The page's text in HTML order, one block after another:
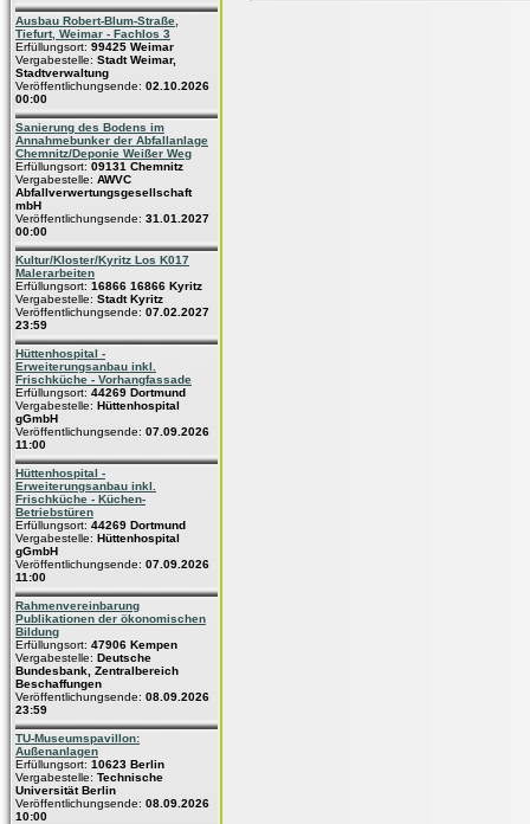
Ausbau Robert-Blum-Straße,
Tiefurt, Weimar - Fachlos 3
Erfüllungsort: 99425 Weimar
Vergabestelle: Stadt Weimar,
Stadtverwaltung
Veröffentlichungsende: 02.10.2026
00:00
Sanierung des Bodens im
Annahmebunker der Abfallanlage
Chemnitz/Deponie Weißer Weg
Erfüllungsort: 09131 Chemnitz
Vergabestelle: AWVC
Abfallverwertungsgesellschaft
mbH
Veröffentlichungsende: 31.01.2027
00:00
Kultur/Kloster/Kyritz Los K017
Malerarbeiten
Erfüllungsort: 16866 16866 Kyritz
Vergabestelle: Stadt Kyritz
Veröffentlichungsende: 07.02.2027
23:59
Hüttenhospital -
Erweiterungsanbau inkl.
Frischküche - Vorhangfassade
Erfüllungsort: 44269 Dortmund
Vergabestelle: Hüttenhospital
gGmbH
Veröffentlichungsende: 07.09.2026
11:00
Hüttenhospital -
Erweiterungsanbau inkl.
Frischküche - Küchen-
Betriebstüren
Erfüllungsort: 44269 Dortmund
Vergabestelle: Hüttenhospital
gGmbH
Veröffentlichungsende: 07.09.2026
11:00
Rahmenvereinbarung
Publikationen der ökonomischen
Bildung
Erfüllungsort: 47906 Kempen
Vergabestelle: Deutsche
Bundesbank, Zentralbereich
Beschaffungen
Veröffentlichungsende: 08.09.2026
23:59
TU-Museumspavillon:
Außenanlagen
Erfüllungsort: 10623 Berlin
Vergabestelle: Technische
Universität Berlin
Veröffentlichungsende: 08.09.2026
10:00